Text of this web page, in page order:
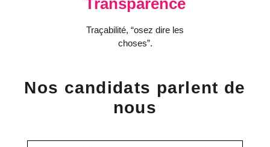
Transparence
Traçabilité, “osez dire les
choses”.
Nos candidats parlent de
nous